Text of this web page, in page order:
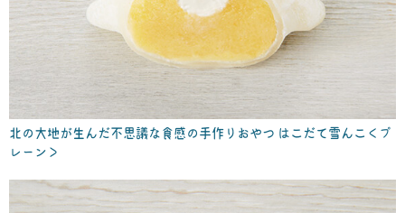
北の大地が生んだ不思議な食感の手作りおやつ はこだて雪んこ＜プ
レーン＞